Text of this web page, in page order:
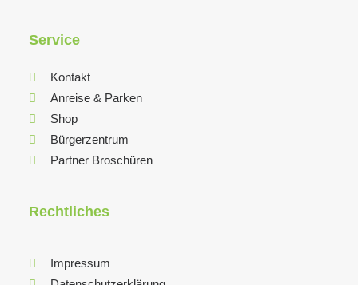
Service
Kontakt
Anreise & Parken
Shop
Bürgerzentrum
Partner Broschüren
Rechtliches
Impressum